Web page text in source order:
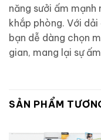
năng sưởi ấm mạnh
khắp phòng. Với
bạn dễ dàng chọn
gian, mang lại sự
SẢN PHẨM